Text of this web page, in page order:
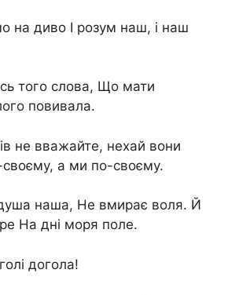
на диво І розум наш, і наш
того слова, Що мати
повивала.
не вважайте, нехай вони
а ми по-своєму.
наша, Не вмирає воля. Й
На дні моря поле.
догола!